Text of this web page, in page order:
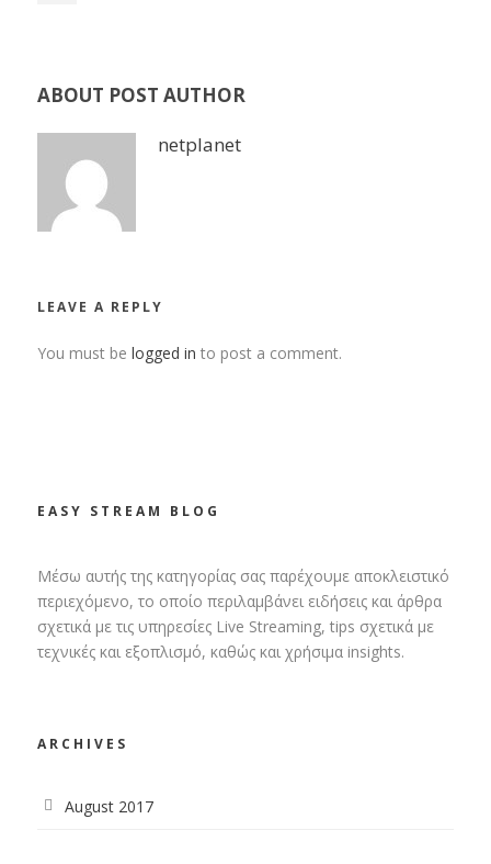
ABOUT POST AUTHOR
netplanet
LEAVE A REPLY
You must be logged in to post a comment.
EASY STREAM BLOG
Μέσω αυτής της κατηγορίας σας παρέχουμε αποκλειστικό
περιεχόμενο, το οποίο περιλαμβάνει ειδήσεις και άρθρα
σχετικά με τις υπηρεσίες Live Streaming, tips σχετικά με
τεχνικές και εξοπλισμό, καθώς και χρήσιμα insights.
ARCHIVES
August 2017